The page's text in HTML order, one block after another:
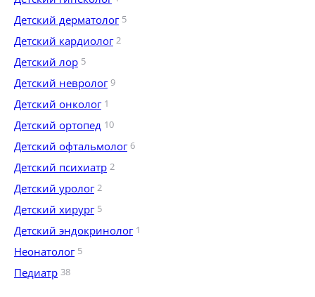
Детский дерматолог 5
Детский кардиолог 2
Детский лор 5
Детский невролог 9
Детский онколог 1
Детский ортопед 10
Детский офтальмолог 6
Детский психиатр 2
Детский уролог 2
Детский хирург 5
Детский эндокринолог 1
Неонатолог 5
Педиатр 38